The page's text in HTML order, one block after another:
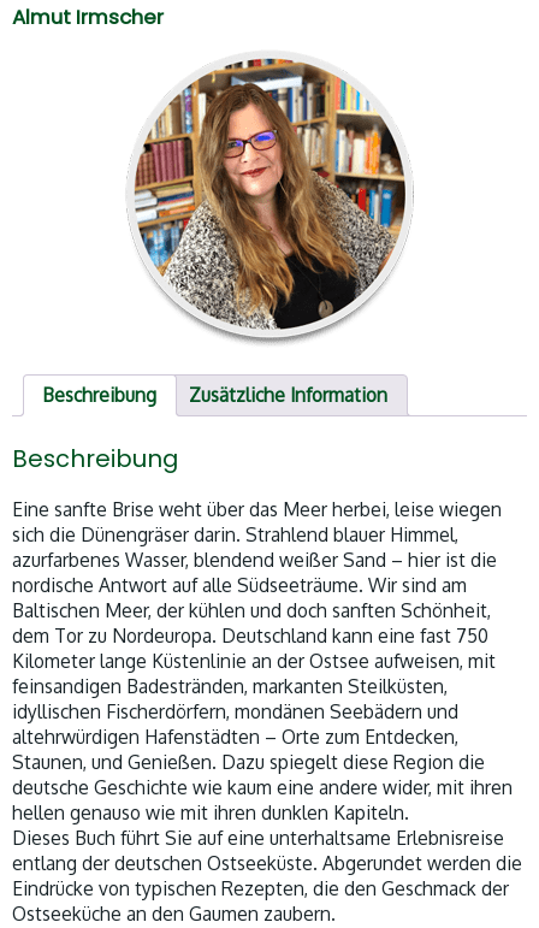
Almut Irmscher
Beschreibung Zusätzliche Information
Beschreibung
Eine sanfte Brise weht über das Meer herbei, leise wiegen
sich die Dünengräser darin. Strahlend blauer Himmel,
azurfarbenes Wasser, blendend weißer Sand – hier ist die
nordische Antwort auf alle Südseeträume. Wir sind am
Baltischen Meer, der kühlen und doch sanften Schönheit,
dem Tor zu Nordeuropa. Deutschland kann eine fast 750
Kilometer lange Küstenlinie an der Ostsee aufweisen, mit
feinsandigen Badestränden, markanten Steilküsten,
idyllischen Fischerdörfern, mondänen Seebädern und
altehrwürdigen Hafenstädten – Orte zum Entdecken,
Staunen, und Genießen. Dazu spiegelt diese Region die
deutsche Geschichte wie kaum eine andere wider, mit ihren
hellen genauso wie mit ihren dunklen Kapiteln.
Dieses Buch führt Sie auf eine unterhaltsame Erlebnisreise
entlang der deutschen Ostseeküste. Abgerundet werden die
Eindrücke von typischen Rezepten, die den Geschmack der
Ostseeküche an den Gaumen zaubern.